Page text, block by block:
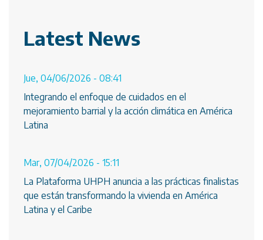
Latest News
Jue, 04/06/2026 - 08:41
Integrando el enfoque de cuidados en el
mejoramiento barrial y la acción climática en América
Latina
Mar, 07/04/2026 - 15:11
La Plataforma UHPH anuncia a las prácticas finalistas
que están transformando la vivienda en América
Latina y el Caribe